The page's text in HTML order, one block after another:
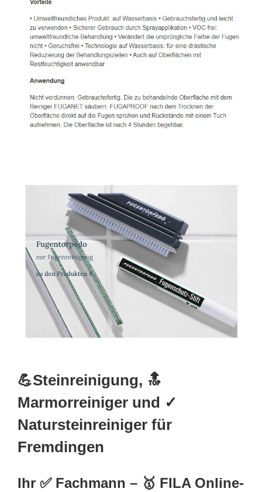
💪Steinreinigung, 🔝
Marmorreiniger und ✓
Natursteinreiniger für
Fremdingen
Ihr ✅ Fachmann – 🥇 FILA Online-